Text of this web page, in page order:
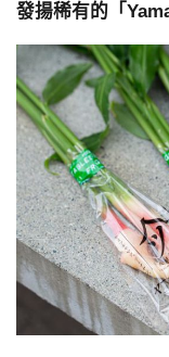
發揚稀有的「